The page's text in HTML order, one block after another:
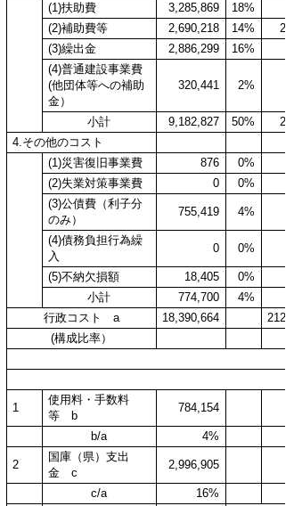
(1)扶助費
3,285,869
18%
(2)補助費等
2,690,218 14%
(3)繰出金
2,886,299
16%
(4)普通建設事業費
(他団体等への補助
金）
320,441 2%
小計 9,182,827 50%
4.その他のコスト
(1)災害復旧事業費
876
0%
(2)失業対策事業費
0
0%
(3)公債費（利子分
のみ）
755,419 4%
(4)債務負担行為繰
入
0 0%
(5)不納欠損額 18,405
0%
小計
774,700
4%
行政コスト a
18,390,664
(構成比率）
1
使用料・手数料
等 b
784,154
b/a 4%
2
国庫（県）支出
金 c
2,996,905
c/a 16%